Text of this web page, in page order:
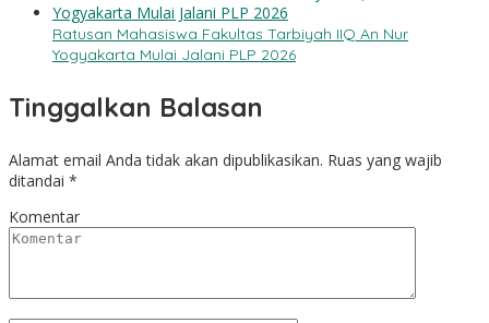
Ratusan Mahasiswa Fakultas Tarbiyah IIQ An Nur
Yogyakarta Mulai Jalani PLP 2026
Tinggalkan Balasan
Alamat email Anda tidak akan dipublikasikan. Ruas yang wajib
ditandai *
Komentar